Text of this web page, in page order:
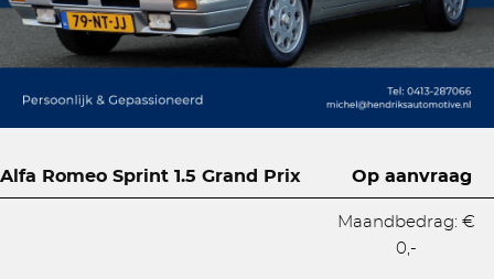
Alfa Romeo Sprint 1.5 Grand Prix Op aanvraag
Maandbedrag: €
0,-